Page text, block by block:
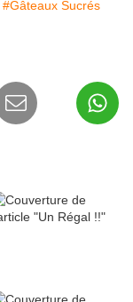
#Gâteaux Sucrés